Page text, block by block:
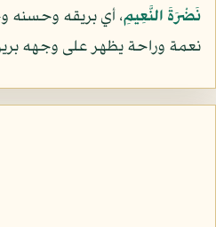
نَضْرَةَ النَّعِيمِ، أي بريقه وحسنه
نعمة وراحة يظهر على وجهه